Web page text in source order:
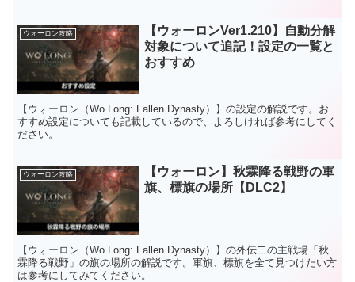
ウォーロン攻略
【ウォーロンVer1.210】自動分解
対象について追記！設定の一覧と
おすすめ
【ウォーロン（Wo Long: Fallen Dynasty）】の設定の解説です。お
すすめ設定についても記載しているので、よろしければ参考にしてく
ださい。
ウォーロン攻略
【ウォーロン】秋霖降る戦野の軍
旗、標旗の場所【DLC2】
【ウォーロン（Wo Long: Fallen Dynasty）】の外伝二の主戦場「秋
霖降る戦野」の旗の場所の解説です。軍旗、標旗を全て見つけたい方
は参考にしてみてください。